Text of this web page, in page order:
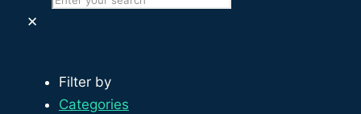
✕
Filter by
Categories